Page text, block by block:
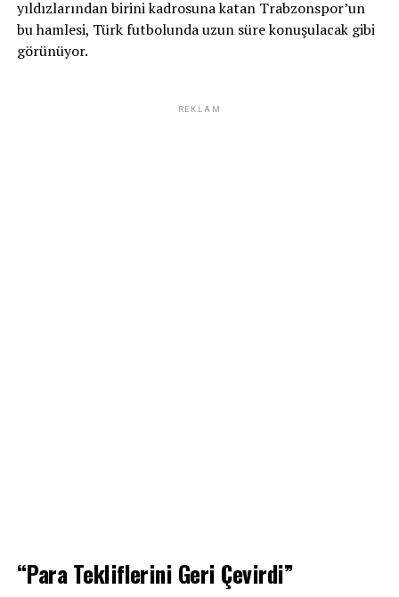
yıldızlarından birini kadrosuna katan Trabzonspor’un
bu hamlesi, Türk futbolunda uzun süre konuşulacak gibi
görünüyor.
REKLAM
“Para Tekliflerini Geri Çevirdi”